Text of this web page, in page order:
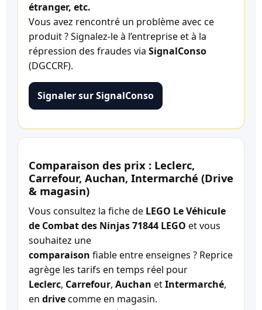
étranger, etc.
Vous avez rencontré un problème avec ce
produit ? Signalez-le à l’entreprise et à la
répression des fraudes via SignalConso
(DGCCRF).
Signaler sur SignalConso
Comparaison des prix : Leclerc,
Carrefour, Auchan, Intermarché (Drive
& magasin)
Vous consultez la fiche de LEGO Le Véhicule
de Combat des Ninjas 71844 LEGO et vous
souhaitez une
comparaison fiable entre enseignes ? Reprice
agrège les tarifs en temps réel pour
Leclerc, Carrefour, Auchan etIntermarché,
en drivecomme en magasin.